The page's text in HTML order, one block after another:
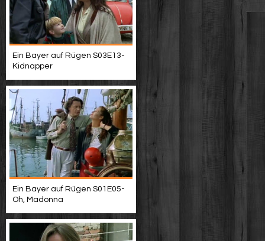
Ein Bayer auf Rügen S03E13-
Kidnapper
Ein Bayer auf Rügen S01E05-
Oh, Madonna